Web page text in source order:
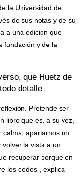
la Universidad de
de sus notas y de su
a una edición que
fundación y de la
que Huetz de
detalle
Pretende ser
libro que es, a su vez,
calma, apartarnos un
volver la vista a un
recuperar porque en
los dedos”, explica